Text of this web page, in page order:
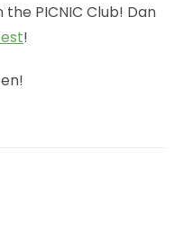
PICNIC Club! Dan
!